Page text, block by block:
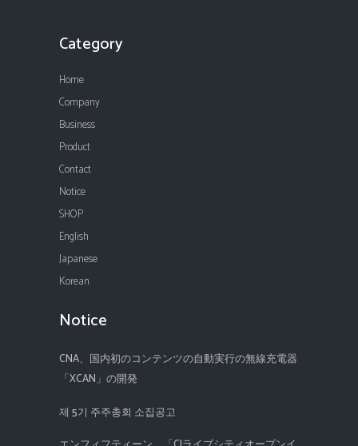
Category
Home
Company
Business
Product
Contact
Notice
SHOP
English
Japanese
Korean
Notice
CNA、国内初のコンテンツの自動実行の無線充電器
「XCAN」の開発
제 5기 주주총회 소집공고